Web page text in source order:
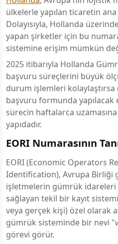
ülkelerle yapılan ticaretin
Dolayısıyla, Hollanda
yapan şirketler için bu
sistemine erişim mümkün
2025 itibarıyla Hollanda
başvuru süreçlerini büyük
durum işlemleri
başvuru formunda yapılacak
sürecin haftalarca
yapıdadır.
EORI Numarasının
EORI (Economic Operators
Identification), Avrupa Birliği
işletmelerin gümrük idareleri
sağlayan tekil bir kayıt
veya gerçek kişi) özel olarak
gümrük sisteminde bir nevi "
görevi görür.